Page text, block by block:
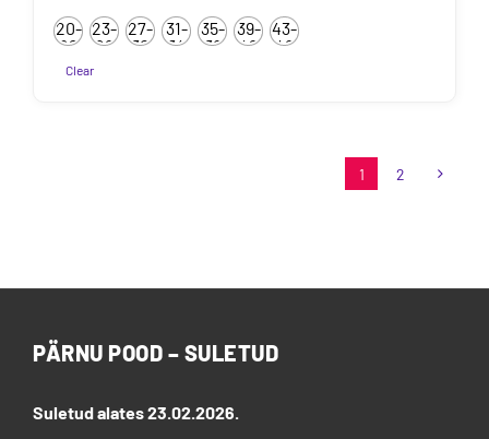
6.50€
kuni
20-
22
23-
26
27-
30
31-
34
35-
38
39-
42
43-
46
Clear
1 2
PÄRNU POOD – SULETUD
Suletud alates 23.02.2026.